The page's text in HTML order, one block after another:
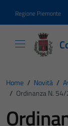
Regione Piemonte
Home / Novità /
/ Ordinanza N.